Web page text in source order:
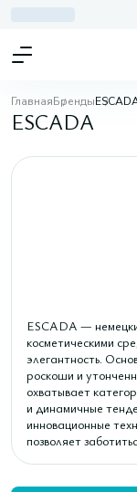
ГлавнаяБренды
ESCADA
ESCADA —
косметическими
элегантность.
роскоши и
охватывает
и динамичные
инновационные
позволяет